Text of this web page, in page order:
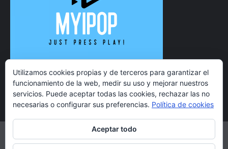
TwitterInstagramFacebookYouTube
Utilizamos cookies propias y de terceros para garantizar el
funcionamiento de la web, medir su uso y mejorar nuestros
servicios. Puede aceptar todas las cookies, rechazar las no
necesarias o configurar sus preferencias. Política de cookies
Aceptar todo